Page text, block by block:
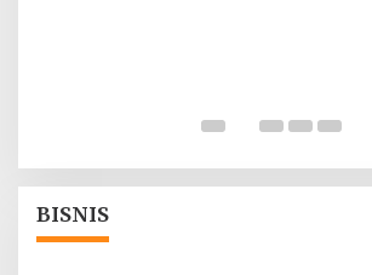
BISNIS